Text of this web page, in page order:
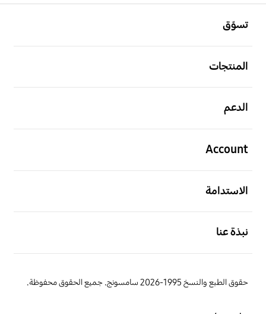
تسوّق
المنتجات
الدعم
Account
الاستدامة
نبذة عنا
حقوق الطبع والنسخ 1995-2026 سامسونج. جميع الحقوق محفوظة.